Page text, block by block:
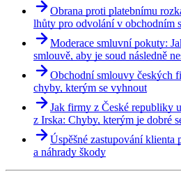
Obrana proti platebnímu
lhůty pro odvolání v obchodním
Moderace smluvní pokuty:
smlouvě, aby je soud následně
Obchodní smlouvy českých
chyby, kterým se vyhnout
Jak firmy z České republiky
z Irska: Chyby, kterým je dobré
Úspěšné zastupování
a náhrady škody